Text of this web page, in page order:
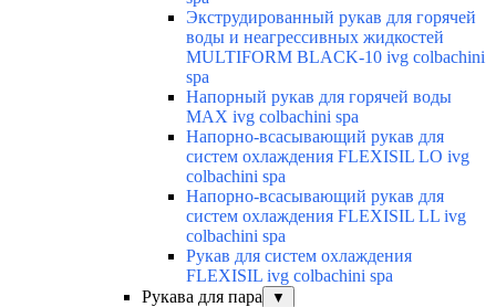
Экструдированный рукав для горячей
воды и неагрессивных жидкостей
MULTIFORM BLACK-10 ivg colbachini
spa
Напорный рукав для горячей воды
MAX ivg colbachini spa
Напорно-всасывающий рукав для
систем охлаждения FLEXISIL LO ivg
colbachini spa
Напорно-всасывающий рукав для
систем охлаждения FLEXISIL LL ivg
colbachini spa
Рукав для систем охлаждения
FLEXISIL ivg colbachini spa
Рукава для пара
▼